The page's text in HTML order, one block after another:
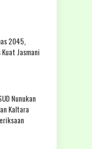
2045,
Jasmani
Nunukan
Kaltara